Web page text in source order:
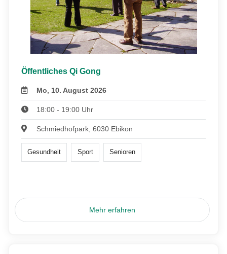
Öffentliches Qi Gong
Mo, 10. August 2026
18:00 - 19:00 Uhr
Schmiedhofpark, 6030 Ebikon
Gesundheit Sport Senioren
Mehr erfahren